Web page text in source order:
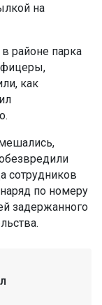
на
районе парка
как
сотрудников
по номеру
задержанного